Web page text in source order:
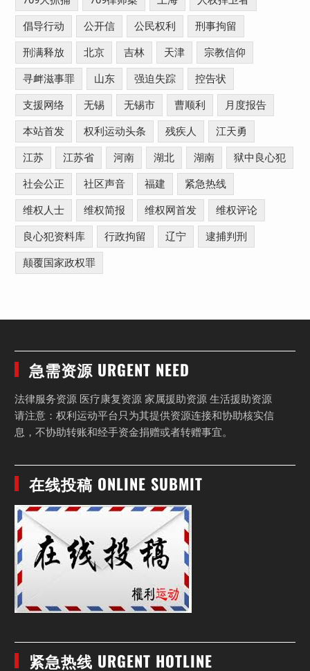
倡导行动 公开信 公民权利 刑事拘留
刑满释放 北京 吉林 天津 宗教信仰
寻衅滋事罪 山东 强迫失踪 控告状
支援网络 无锡 无锡市 曹顺利 月度报告
本站首发 权利运动头条 残疾人 江天勇
江苏 江苏省 河南 湖北 湖南 狱中良心犯
社会公正 社区声音 福建 紧急热线
维权人士 维权简报 维权网首发 维权评论
良心犯资料库 行政拘留 辽宁 逮捕判刑
颠覆国家政权罪
急需资源 URGENT NEED
法律服务资源 医疗康复资源 家属援助资源 生活援助资源
请注意：权利运动平台只为其提供资源连接和协助核实信
息，不协助转账和经手资金捐赠或者转赠事宜。
在线投稿 ONLINE SUBMIT
紧急热线 URGENT HOTLINE